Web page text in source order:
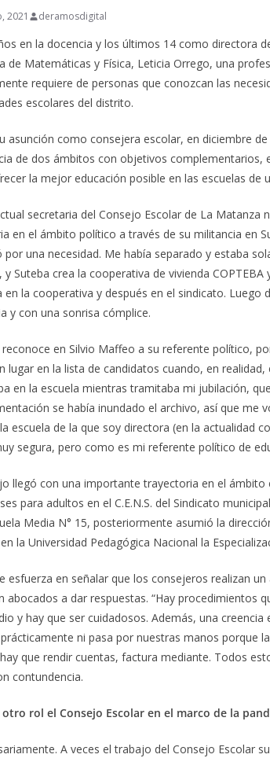
2021 deramosdigital
en la docencia y los últimos 14 como directora
de Matemáticas y Física, Leticia Orrego, una
requiere de personas que conozcan las
escolares del distrito.
asunción como consejera escolar, en diciembre
de dos ámbitos con objetivos complementarios,
la mejor educación posible en las escuelas
secretaria del Consejo Escolar de La Matanza
en el ámbito político a través de su militancia en
por una necesidad. Me había separado y estaba
y Suteba crea la cooperativa de vivienda
en la cooperativa y después en el sindicato.
y con una sonrisa cómplice.
en Silvio Maffeo a su referente político,
lugar en la lista de candidatos cuando, en
en la escuela mientras tramitaba mi jubilación,
se había inundado el archivo, así que me
escuela de la que soy directora (en la actualidad
segura, pero como es mi referente político de
llegó con una importante trayectoria en el
para adultos en el C.E.N.S. del Sindicato
Media N° 15, posteriormente asumió la
la Universidad Pedagógica Nacional la
esfuerza en señalar que los consejeros realizan
abocados a dar respuestas. “Hay procedimientos
y hay que ser cuidadosos. Además, una
ni pasa por nuestras manos porque
que rendir cuentas, factura mediante. Todos
contundencia.
otro rol el Consejo Escolar en el marco de la
A veces el trabajo del Consejo Escolar